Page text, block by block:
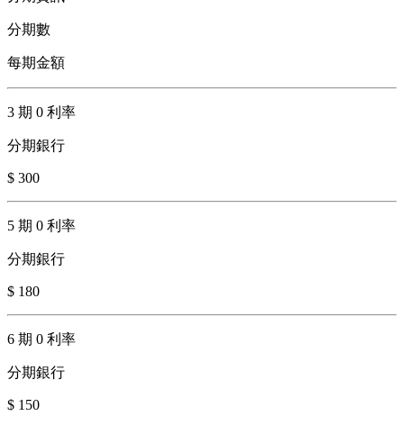
分期數
每期金額
3 期 0 利率
分期銀行
$ 300
5 期 0 利率
分期銀行
$ 180
6 期 0 利率
分期銀行
$ 150